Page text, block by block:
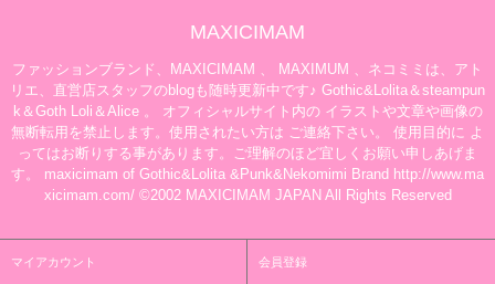
MAXICIMAM
ファッションブランド、MAXICIMAM 、 MAXIMUM 、ネコミミは、アト
リエ、直営店スタッフのblogも随時更新中です♪ Gothic&Lolita＆steampun
k＆Goth Loli＆Alice 。 オフィシャルサイト内の イラストや文章や画像の
無断転用を禁止します。使用されたい方は ご連絡下さい。 使用目的に よ
ってはお断りする事があります。ご理解のほど宜しくお願い申しあげま
す。 maxicimam of Gothic&Lolita &Punk&Nekomimi Brand http://www.ma
xicimam.com/ ©2002 MAXICIMAM JAPAN All Rights Reserved
マイアカウント 会員登録